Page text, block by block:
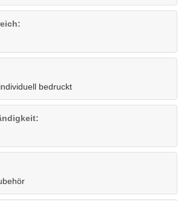
bedruckt